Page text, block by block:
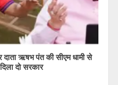
ऋषभ पंत की सीएम धामी से
दो सरकार